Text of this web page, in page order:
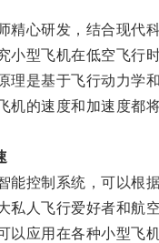
心研发，结合现代科
型飞机在低空飞行时
是基于飞行动力学和
的速度和加速度都将
控制系统，可以根据
人飞行爱好者和航空
应用在各种小型飞机